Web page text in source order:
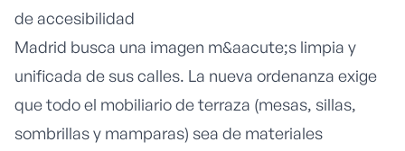
de accesibilidad
Madrid busca una imagen m&aacute;s limpia y
unificada de sus calles. La nueva ordenanza exige
que todo el mobiliario de terraza (mesas, sillas,
sombrillas y mamparas) sea de materiales